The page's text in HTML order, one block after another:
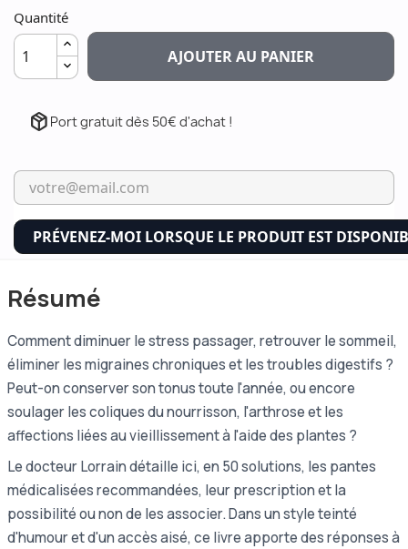
Quantité
AJOUTER AU PANIER
package_2 Port gratuit dès 50€ d'achat !
PRÉVENEZ-MOI LORSQUE LE PRODUIT EST
Résumé
Comment diminuer le stress passager, retrouver le sommeil,
éliminer les migraines chroniques et les troubles digestifs ?
Peut-on conserver son tonus toute l'année, ou encore
soulager les coliques du nourrisson, l'arthrose et les
affections liées au vieillissement à l'aide des plantes ?
Le docteur Lorrain détaille ici, en 50 solutions, les pantes
médicalisées recommandées, leur prescription et la
possibilité ou non de les associer. Dans un style teinté
d'humour et d'un accès aisé, ce livre apporte des réponses à